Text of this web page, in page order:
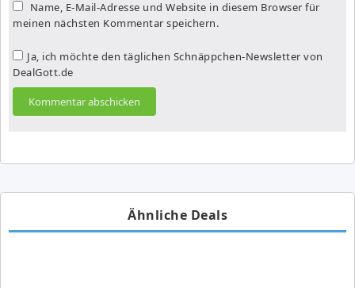
Name, E-Mail-Adresse und Website in diesem Browser für
meinen nächsten Kommentar speichern.
Ja, ich möchte den täglichen Schnäppchen-Newsletter von
DealGott.de
Ähnliche Deals